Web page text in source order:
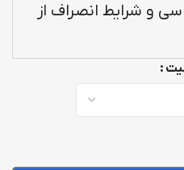
و شرایط انصراف از